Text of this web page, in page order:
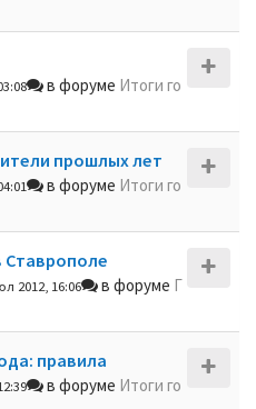
в форуме Итоги го
прошлых лет
в форуме Итоги го
Ставрополе
2012, 16:06 в форуме Г
правила
в форуме Итоги го